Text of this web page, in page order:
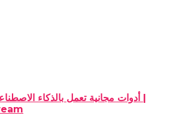
أدوات مجانية تعمل بالذكاء